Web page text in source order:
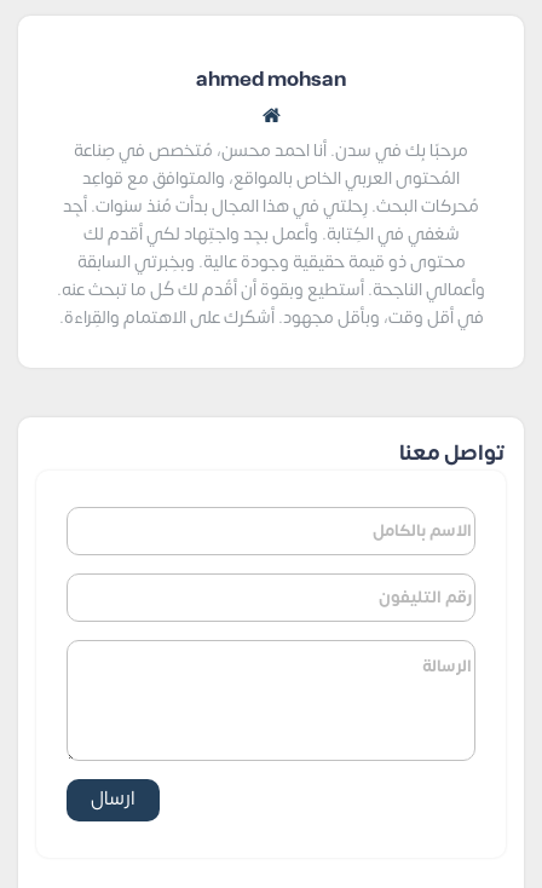
ahmed mohsan
مرحبًا بِك في سدن. أنا احمد محسن، مُتخصص في صِناعة
المُحتوى العربي الخاص بالمواقع، والمتوافق مع قواعِد
مُحركات البحث. رِحلتي في هذا المجال بدأت مُنذ سنوات. أجِد
شغفي في الكِتابة. وأعمل بجِد واجتِهاد لكي أقدم لك
محتوى ذو قيمة حقيقية وجودة عالية. وبخِبرتي السابقة
وأعمالي الناجحة. أستطيع وبقوة أن أقُدم لك كُل ما تبحث عنه.
في أقل وقت، وبأقل مجهود. أشكُرك على الاهتمام والقِراءة.
تواصل معنا